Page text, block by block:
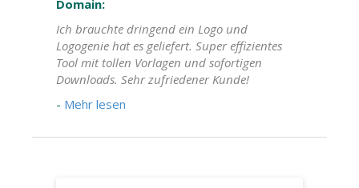
Domain:
Ich brauchte dringend ein Logo und
Logogenie hat es geliefert. Super effizientes
Tool mit tollen Vorlagen und sofortigen
Downloads. Sehr zufriedener Kunde!
- Mehr lesen